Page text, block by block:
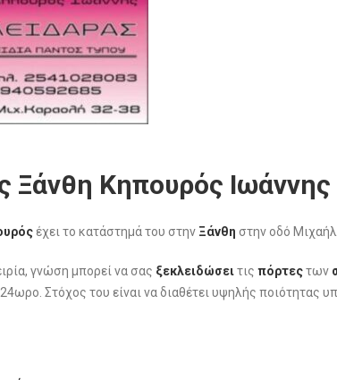
Ξάνθη Κηπουρός Ιωάννης
έχει το κατάστημά του στην Ξάνθη στην οδό
γνώση μπορεί να σας ξεκλειδώσει τις πόρτεςτων
Στόχος του είναι να διαθέτει υψηλής ποιότητας